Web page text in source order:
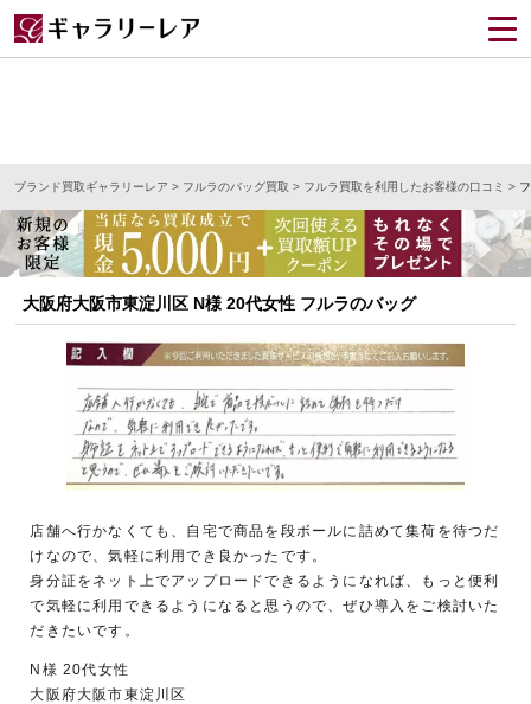
ブランド買取ギャラリーレア > フルラのバッグ買取 > フルラ買取を利用したお客様の口コミ >
大阪府大阪市東淀川区 N様 20代女性 フルラのバッグ
店舗へ行かなくても、自宅で商品を段ボールに詰めて集荷を待つだ
けなので、気軽に利用でき良かったです。
身分証をネット上でアップロードできるようになれば、もっと便利
で気軽に利用できるようになると思うので、ぜひ導入をご検討いた
だきたいです。
N様 20代女性
大阪府大阪市東淀川区